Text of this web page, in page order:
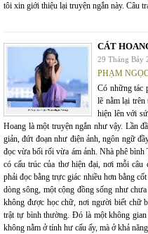
tôi xin giới thiệu lại truyện ngắn này. Câu
CÁT
29 Tháng Bảy
PHẠM
Có những tác
lẽ nằm lại
hiện lên với
Hoang là một truyện ngắn như vậy. Lần
giản, đứt đoạn như điện ảnh, ngôn ngữ
đọc vừa bối rối vừa ám ảnh. Nhà phê
có cấu trúc của thơ hiện đại, nơi mỗi
phải đọc bằng trực giác nhiều hơn bằng
dòng sông, một cộng đồng sống như
không được học chữ, nơi người biết chữ
trật tự bình thường. Đó là một không
không nằm ở tính hư cấu ấy, mà ở khả